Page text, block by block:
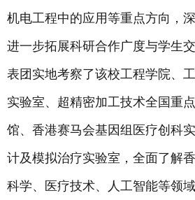
机电工程中的应用等重点方向，
进一步拓展科研合作广度与学生
表团实地考察了该校工程学院、
实验室、超精密加工技术全国重
馆、香港赛马会基因组医疗创科
计及模拟治疗实验室，全面了解
科学、医疗技术、人工智能等领